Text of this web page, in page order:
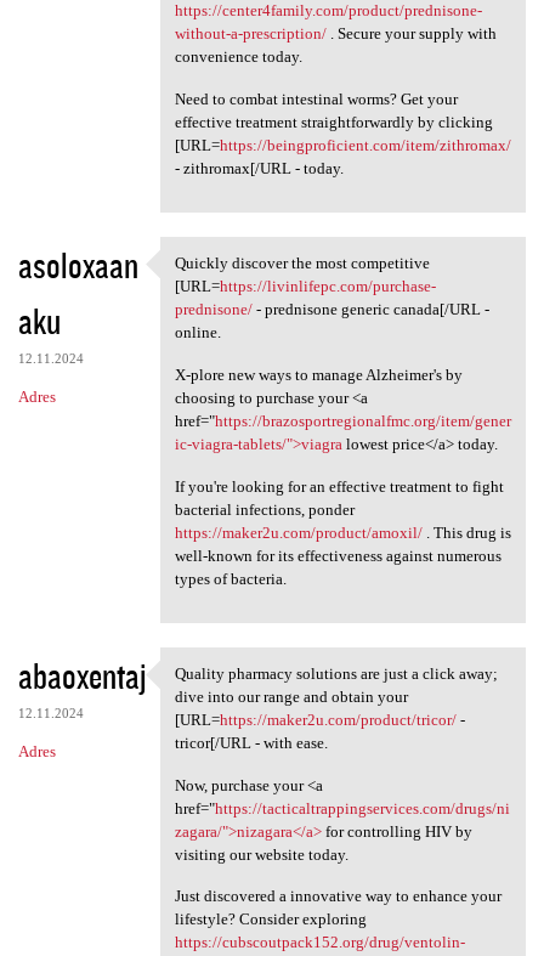
https://center4family.com/product/prednisone-
without-a-prescription/. Secure your supply with
convenience today.
Need to combat intestinal worms? Get your
effective treatment straightforwardly by clicking
[URL=https://beingproficient.com/item/zithromax/
- zithromax[/URL - today.
asoloxaan
aku
12.11.2024
Adres
Quickly discover the most
Quickly discover the most competitive
[URL=https://livinlifepc.com/purchase-
prednisone/- prednisone generic canada[/URL -
online.
X-plore new ways to manage Alzheimer's by
choosing to purchase your <a
href="https://brazosportregionalfmc.org/item/gener
ic-viagra-tablets/">viagralowest price</a> today.
If you're looking for an effective treatment to fight
bacterial infections, ponder
https://maker2u.com/product/amoxil/. This drug is
well-known for its effectiveness against numerous
types of bacteria.
abaoxentaj
12.11.2024
Adres
Quality pharmacy solutions
Quality pharmacy solutions are just a click away;
dive into our range and obtain your
[URL=https://maker2u.com/product/tricor/-
tricor[/URL - with ease.
Now, purchase your <a
href="https://tacticaltrappingservices.com/drugs/ni
zagara/">nizagara</a>for controlling HIV by
visiting our website today.
Just discovered a innovative way to enhance your
lifestyle? Consider exploring
https://cubscoutpack152.org/drug/ventolin-